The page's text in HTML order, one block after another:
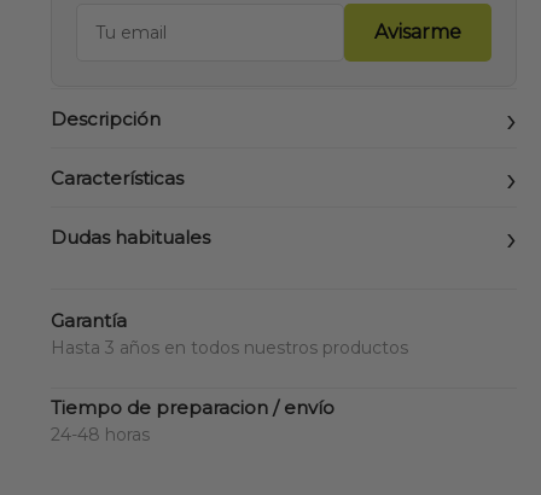
Avisarme
Descripción
Características
Dudas habituales
Garantía
Hasta 3 años en todos nuestros productos
Tiempo de preparacion / envío
24-48 horas